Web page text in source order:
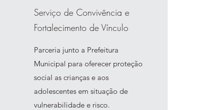
Serviço de Convivência e
Fortalecimento de Vínculo
Parceria junto a Prefeitura
Municipal para oferecer proteção
social as crianças e aos
adolescentes em situação de
vulnerabilidade e risco.